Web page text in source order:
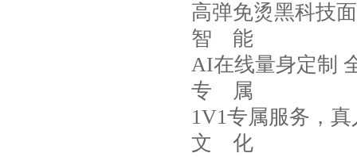
高弹免烫黑科技
智 能
AI在线量身定制
专 属
1V1专属服务，
文 化